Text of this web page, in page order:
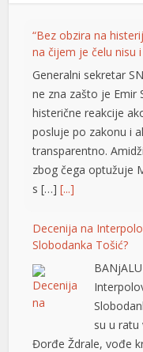
“Bez obzira na
na čijem je čelu nisu
Generalni sekretar
ne zna zašto je Emir
histerične reakcije
posluje po zakonu i
transparentno.
zbog čega optužuje
s […][...]
Decenija na
Slobodanka Tošić?
su u ratu
Đorđe Ždrale, vođe